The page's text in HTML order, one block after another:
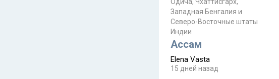
знакомых вот так увели
аккаунты
Западная Бенгалия и
Северо-Восточные штаты
Индии
Ассам
Elena Vasta
15 дней назад